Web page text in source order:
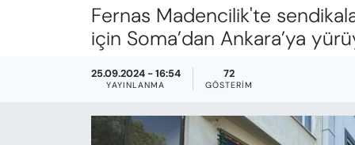
Fernas Madencilik'te
için Soma’dan Ankara’ya
25.09.2024 - 16:54
YAYINLANMA
72
GÖSTERIM
FAYDALI BİLGİLER
GÜNDEM
EĞİTİM
Süper Lig Puan Durumu ve Fikstür
Tüm Manşetler
Son Dakika Haberleri
Haber Arşivi